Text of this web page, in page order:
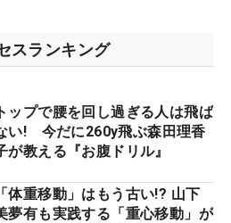
スランキング
トップで腰を回し過ぎる人は飛ば
い! 今だに260y飛ぶ森田理香
が教える『お腹ドリル』
「体重移動」はもう古い!? 山下
夢有も実践する「重心移動」が